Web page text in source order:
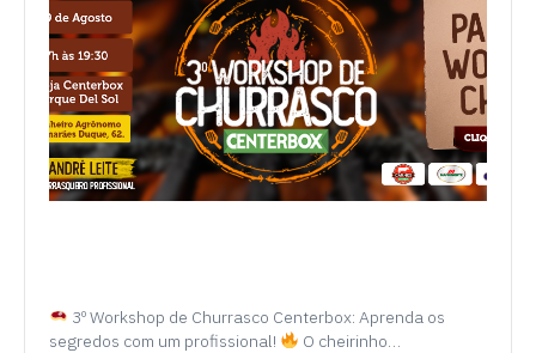
3º Workshop de Churrasco Centerbox: Aprenda os
segredos com um profissional!
O cheirinho…